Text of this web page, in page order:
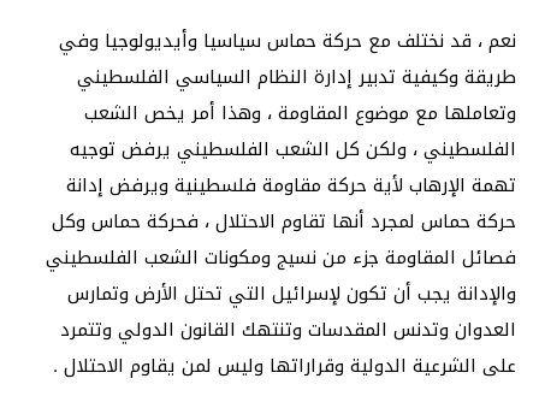
نعم ، قد نختلف مع حركة حماس سياسيا وأيديولوجيا وفي
طريقة وكيفية تدبير إدارة النظام السياسي الفلسطيني
وتعاملها مع موضوع المقاومة ، وهذا أمر يخص الشعب
الفلسطيني ، ولكن كل الشعب الفلسطيني يرفض توجيه
تهمة الإرهاب لأية حركة مقاومة فلسطينية ويرفض إدانة
حركة حماس لمجرد أنها تقاوم الاحتلال ، فحركة حماس وكل
فصائل المقاومة جزء من نسيج ومكونات الشعب الفلسطيني
والإدانة يجب أن تكون لإسرائيل التي تحتل الأرض وتمارس
العدوان وتدنس المقدسات وتنتهك القانون الدولي وتتمرد
على الشرعية الدولية وقراراتها وليس لمن يقاوم الاحتلال .